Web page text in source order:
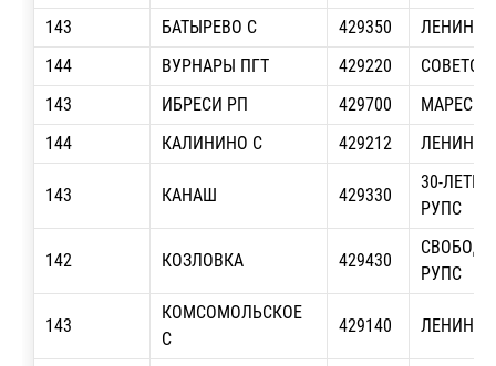
143
БАТЫРЕВО С 429350
ЛЕНИНА,
144
ВУРНАРЫ ПГТ 429220
143
ИБРЕСИ РП 429700
144
КАЛИНИНО С 429212 ЛЕНИНА
143 КАНАШ 429330
30-
РУПС
142 КОЗЛОВКА 429430
РУПС
143
КОМСОМОЛЬСКОЕ
С
429140 ЛЕНИНА,